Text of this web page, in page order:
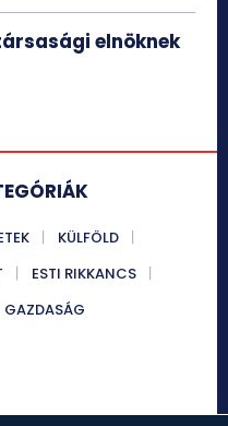
elnöknek
KÜLFÖLD
ESTI RIKKANCS
GAZDASÁG